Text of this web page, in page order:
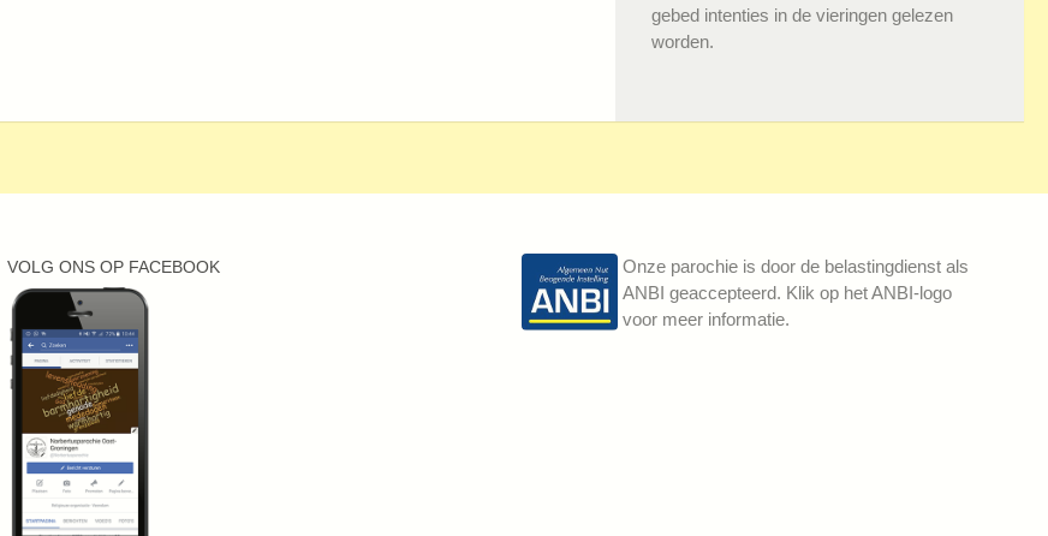
gebed intenties in de vieringen gelezen
worden.
VOLG ONS OP FACEBOOK
Onze parochie is door de belastingdienst als
ANBI geaccepteerd. Klik op het ANBI-logo
voor meer informatie.